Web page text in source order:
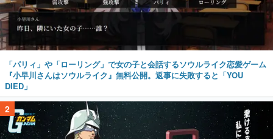
「パリィ」や「ローリング」で女の子と会話するソウルライク恋愛ゲーム
『小早川さんはソウルライク』無料公開。返事に失敗すると「YOU
DIED」
2